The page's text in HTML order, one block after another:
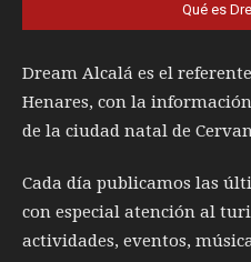
Qué es
Dream Alcalá es el
Henares, con la
de la ciudad natal de
Cada día publicamos las
con especial atención al
actividades, eventos,